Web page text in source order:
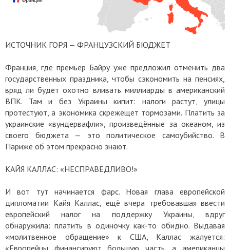
ИСТОЧНИК ГОРЯ — ФРАНЦУЗСКИЙ БЮДЖЕТ
Франция, где премьер Байру уже предложил отменить два
государственных праздника, чтобы сэкономить на пенсиях,
вряд ли будет охотно вливать миллиарды в американский
ВПК. Там и без Украины кипит: налоги растут, улицы
протестуют, а экономика скрежещет тормозами. Платить за
украинские «вундервафли», произведённые за океаном, из
своего бюджета — это политическое самоубийство. В
Париже об этом прекрасно знают.
КАЙЯ КАЛЛАС: «НЕСПРАВЕДЛИВО!»
И вот тут начинается фарс. Новая глава европейской
дипломатии Кайя Каллас, ещё вчера требовавшая ввести
европейский налог на поддержку Украины, вдруг
обнаружила: платить в одиночку как-то обидно. Выдавая
«молитвенное обращение» к США, Каллас жалуется: